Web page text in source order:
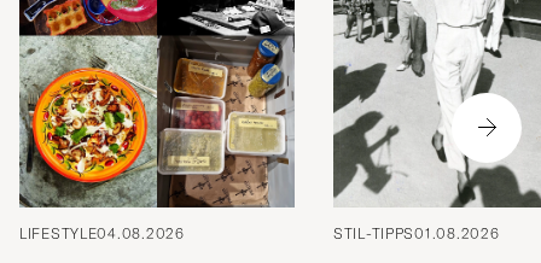
LIFESTYLE04.08.2026 STIL-TIPPS01.08.2026